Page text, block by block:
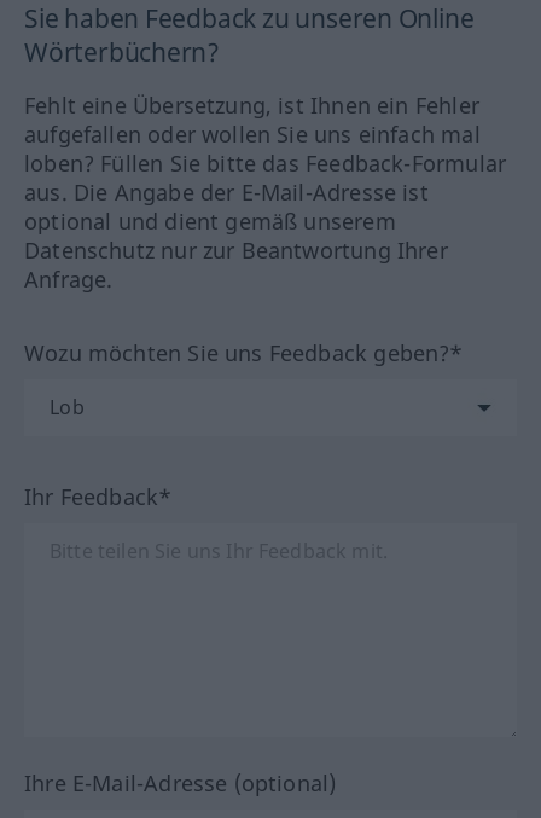
Sie haben Feedback zu unseren Online
Wörterbüchern?
Fehlt eine Übersetzung, ist Ihnen ein Fehler
aufgefallen oder wollen Sie uns einfach mal
loben? Füllen Sie bitte das Feedback-Formular
aus. Die Angabe der E-Mail-Adresse ist
optional und dient gemäß unserem
Datenschutz nur zur Beantwortung Ihrer
Anfrage.
Wozu möchten Sie uns Feedback geben?*
Ihr Feedback*
Ihre E-Mail-Adresse (optional)